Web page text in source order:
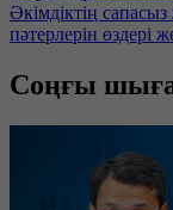
Әкімдіктің
пәтерлерін өздері
Соңғы